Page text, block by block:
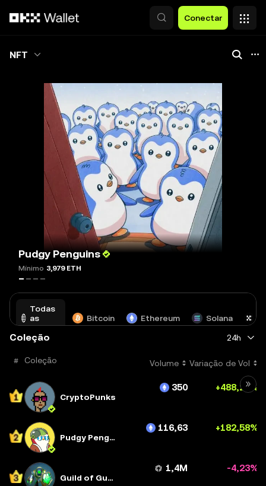
Conectar
NFT
Pudgy Penguins
Mínimo 3,979 ETH
Todas
as
redes
Bitcoin Ethereum Solana
Coleção 24h
# Coleção Volume Variação de Vol
CryptoPunks
350 +488,23%
Pudgy Penguins
116,63 +182,58%
Guild of Guardians Heroes
1,4M -4,23%